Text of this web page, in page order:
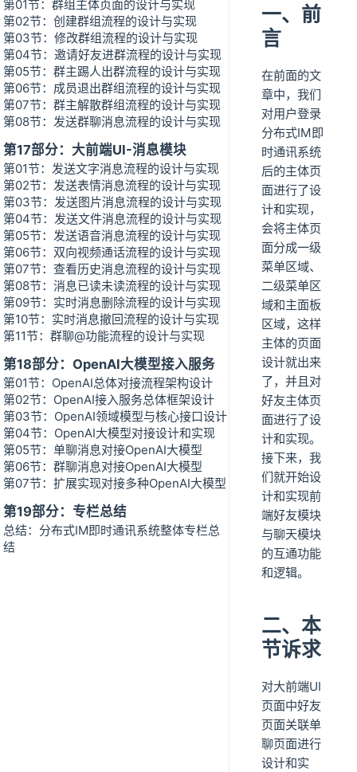
第01节：群组主体页面的设计与实现
第02节：创建群组流程的设计与实现
第03节：修改群组流程的设计与实现
第04节：邀请好友进群流程的设计与实现
第05节：群主踢人出群流程的设计与实现
第06节：成员退出群组流程的设计与实现
第07节：群主解散群组流程的设计与实现
第08节：发送群聊消息流程的设计与实现
第17部分：大前端UI-消息模块
第01节：发送文字消息流程的设计与实现
第02节：发送表情消息流程的设计与实现
第03节：发送图片消息流程的设计与实现
第04节：发送文件消息流程的设计与实现
第05节：发送语音消息流程的设计与实现
第06节：双向视频通话流程的设计与实现
第07节：查看历史消息流程的设计与实现
第08节：消息已读未读流程的设计与实现
第09节：实时消息删除流程的设计与实现
第10节：实时消息撤回流程的设计与实现
第11节：群聊@功能流程的设计与实现
第18部分：OpenAI大模型接入服务
第01节：OpenAI总体对接流程架构设计
第02节：OpenAI接入服务总体框架设计
第03节：OpenAI领域模型与核心接口设计
第04节：OpenAI大模型对接设计和实现
第05节：单聊消息对接OpenAI大模型
第06节：群聊消息对接OpenAI大模型
第07节：扩展实现对接多种OpenAI大模型
第19部分：专栏总结
总结：分布式IM即时通讯系统整体专栏总
结
一、前
言
在前面的文
章中，我们
对用户登录
分布式IM即
时通讯系统
后的主体页
面进行了设
计和实现，
会将主体页
面分成一级
菜单区域、
二级菜单区
域和主面板
区域，这样
主体的页面
设计就出来
了，并且对
好友主体页
面进行了设
计和实现。
接下来，我
们就开始设
计和实现前
端好友模块
与聊天模块
的互通功能
和逻辑。
二、本
节诉求
对大前端UI
页面中好友
页面关联单
聊页面进行
设计和实